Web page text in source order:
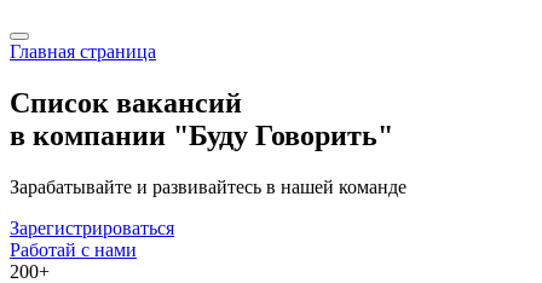
Главная страница
Список вакансий
в компании "Буду Говорить"
Зарабатывайте и развивайтесь в нашей команде
Зарегистрироваться
Работай с нами
200+